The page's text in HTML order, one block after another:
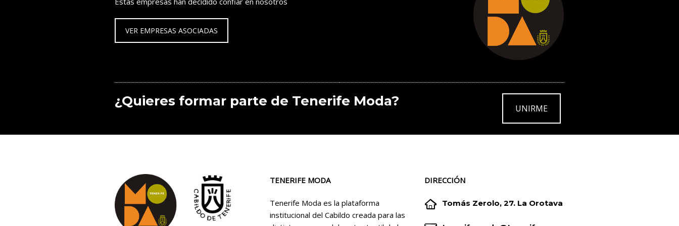
VER EMPRESAS ASOCIADAS
¿Quieres formar parte de Tenerife Moda? UNIRME
TENERIFE MODA
Tenerife Moda es la plataforma
institucional del Cabildo creada para las
DIRECCIÓN

 Tomás Zerolo, 27. La Orotava